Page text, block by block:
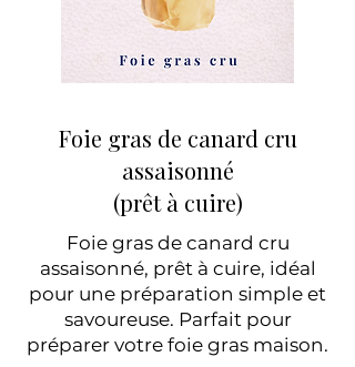
Foie gras de canard cru
assaisonné
(prêt à cuire)
Foie gras de canard cru
assaisonné, prêt à cuire, idéal
pour une préparation simple et
savoureuse. Parfait pour
préparer votre foie gras maison.